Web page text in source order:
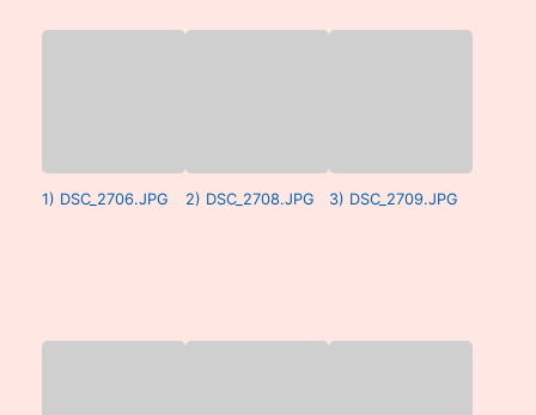
1) DSC_2706.JPG 2) DSC_2708.JPG 3) DSC_2709.JPG